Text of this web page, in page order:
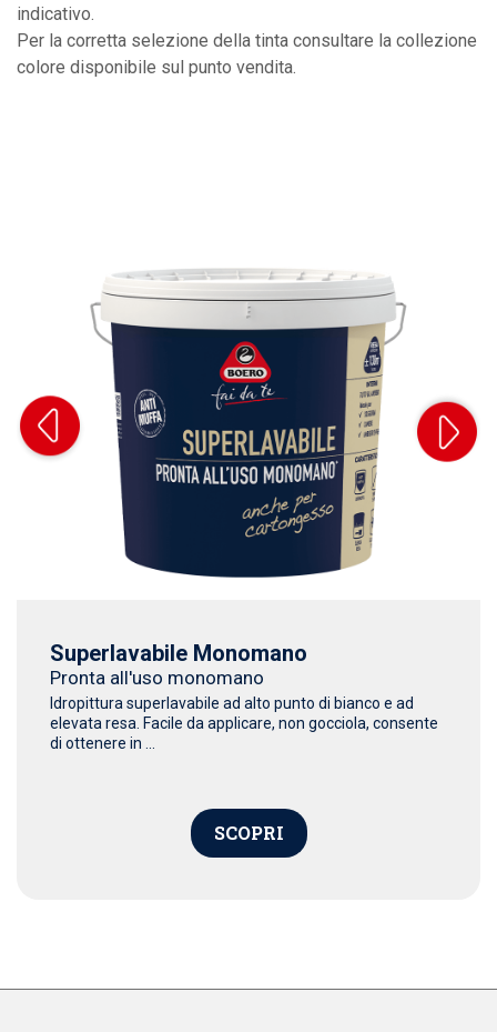
indicativo.
Per la corretta selezione della tinta consultare la collezione
colore disponibile sul punto vendita.
Superlavabile Monomano
Pronta all'uso monomano
Idropittura superlavabile ad alto punto di bianco e ad
elevata resa. Facile da applicare, non gocciola, consente
di ottenere in ...
SCOPRI